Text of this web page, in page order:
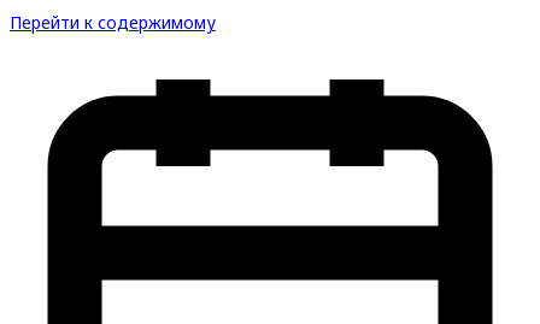
Перейти к содержимому